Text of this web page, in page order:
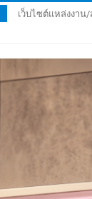
เว็บไซต์แหล่งงาน